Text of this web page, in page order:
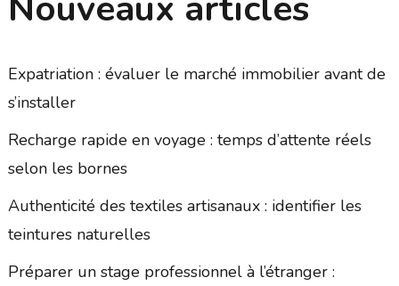
Expatriation : évaluer le marché immobilier avant de
s’installer
Recharge rapide en voyage : temps d’attente réels
selon les bornes
Authenticité des textiles artisanaux : identifier les
teintures naturelles
Préparer un stage professionnel à l’étranger :